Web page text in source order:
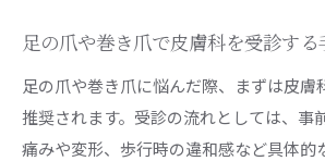
足の爪や巻き爪で皮膚科を受診する
足の爪や巻き爪に悩んだ際、まずは皮膚
推奨されます。受診の流れとしては、事
痛みや変形、歩行時の違和感など具体的